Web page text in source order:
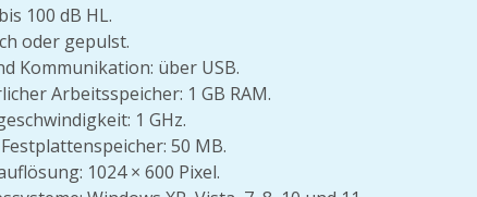
100 dB HL.
oder gepulst.
Kommunikation: über USB.
Arbeitsspeicher: 1 GB RAM.
1 GHz.
50 MB.
1024 × 600 Pixel.